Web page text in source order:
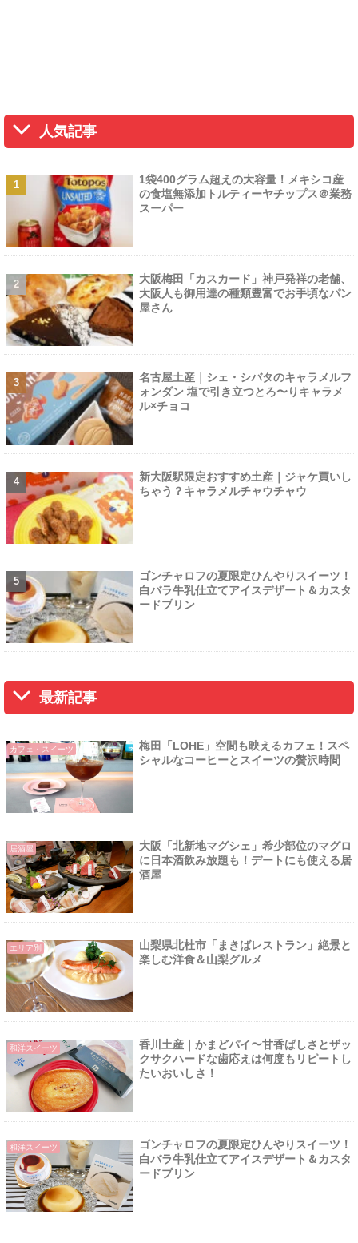
人気記事
1袋400グラム超えの大容量！メキシコ産
の食塩無添加トルティーヤチップス＠業務
スーパー
大阪梅田「カスカード」神戸発祥の老舗、
大阪人も御用達の種類豊富でお手頃なパン
屋さん
名古屋土産｜シェ・シバタのキャラメルフ
ォンダン 塩で引き立つとろ〜りキャラメ
ル×チョコ
新大阪駅限定おすすめ土産｜ジャケ買いし
ちゃう？キャラメルチャウチャウ
ゴンチャロフの夏限定ひんやりスイーツ！
白バラ牛乳仕立てアイスデザート＆カスタ
ードプリン
最新記事
カフェ・スイーツ
梅田「LOHE」空間も映えるカフェ！スペ
シャルなコーヒーとスイーツの贅沢時間
居酒屋
大阪「北新地マグシェ」希少部位のマグロ
に日本酒飲み放題も！デートにも使える居
酒屋
エリア別
山梨県北杜市「まきばレストラン」絶景と
楽しむ洋食＆山梨グルメ
和洋スイーツ
香川土産｜かまどパイ〜甘香ばしさとザッ
クサクハードな歯応えは何度もリピートし
たいおいしさ！
和洋スイーツ
ゴンチャロフの夏限定ひんやりスイーツ！
白バラ牛乳仕立てアイスデザート＆カスタ
ードプリン